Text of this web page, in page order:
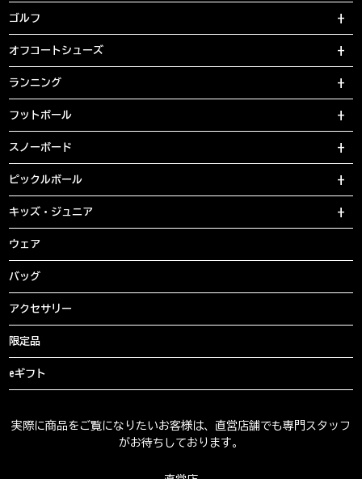
ゴルフ
オフコートシューズ
ランニング
フットボール
スノーボード
ピックルボール
キッズ・ジュニア
ウェア
バッグ
アクセサリー
限定品
eギフト
実際に商品をご覧になりたいお客様は、直営店舗でも専門スタッフ
がお待ちしております。